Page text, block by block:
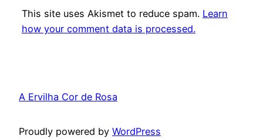
This site uses Akismet to reduce spam. Learn
how your comment data is processed.
A Ervilha Cor de Rosa
Proudly powered by WordPress